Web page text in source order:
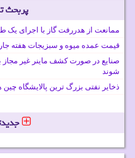
پربحث
ممانعت از هدررفت گاز با اجرای یک
قیمت عمده میوه و سبزیجات هفته
صنایع در صورت کشف ماینر غیر مجاز
شوند
ذخایر نفتی بزرگ ترین پالایشگاه